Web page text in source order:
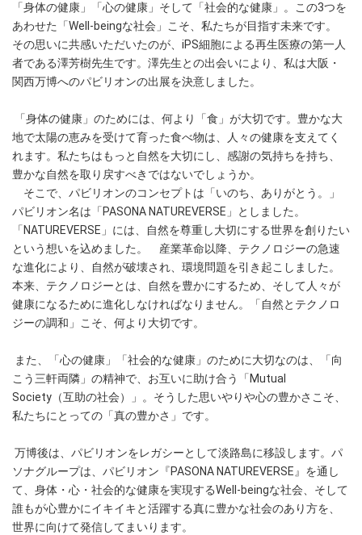
「身体の健康」「心の健康」そして「社会的な健康」。この3つを
あわせた「Well-beingな社会」こそ、私たちが目指す未来です。
その思いに共感いただいたのが、iPS細胞による再生医療の第一人
者である澤芳樹先生です。澤先生との出会いにより、私は大阪・
関西万博へのパビリオンの出展を決意しました。
「身体の健康」のためには、何より「食」が大切です。豊かな大
地で太陽の恵みを受けて育った食べ物は、人々の健康を支えてく
れます。私たちはもっと自然を大切にし、感謝の気持ちを持ち、
豊かな自然を取り戻すべきではないでしょうか。
そこで、パビリオンのコンセプトは「いのち、ありがとう。」
パビリオン名は「PASONA NATUREVERSE」としました。
「NATUREVERSE」には、自然を尊重し大切にする世界を創りたい
という想いを込めました。 産業革命以降、テクノロジーの急速
な進化により、自然が破壊され、環境問題を引き起こしました。
本来、テクノロジーとは、自然を豊かにするため、そして人々が
健康になるために進化しなければなりません。「自然とテクノロ
ジーの調和」こそ、何より大切です。
また、「心の健康」「社会的な健康」のために大切なのは、「向
こう三軒両隣」の精神で、お互いに助け合う「Mutual
Society（互助の社会）」。そうした思いやりや心の豊かさこそ、
私たちにとっての「真の豊かさ」です。
万博後は、パビリオンをレガシーとして淡路島に移設します。パ
ソナグループは、パビリオン『PASONA NATUREVERSE』を通し
て、身体・心・社会的な健康を実現するWell-beingな社会、そして
誰もが心豊かにイキイキと活躍する真に豊かな社会のあり方を、
世界に向けて発信してまいります。